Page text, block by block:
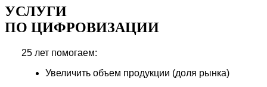
УСЛУГИ
ПО ЦИФРОВИЗАЦИИ
25 лет помогаем:
Увеличить объем продукции (доля рынка)